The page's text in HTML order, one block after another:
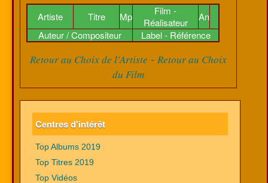
Artiste Titre Mp
Film -
Réalisateur
An
Auteur / Compositeur
Label - Référence
Retour au Choix de l'Artiste - Retour au Choix
du Film
Centres d'intérêt
Top Albums 2019
Top Titres 2019
Top Vidéos